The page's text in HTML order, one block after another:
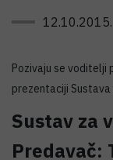
12.10.2015.
Pozivaju se voditelji
prezentaciji
Sustav za
Predavač: